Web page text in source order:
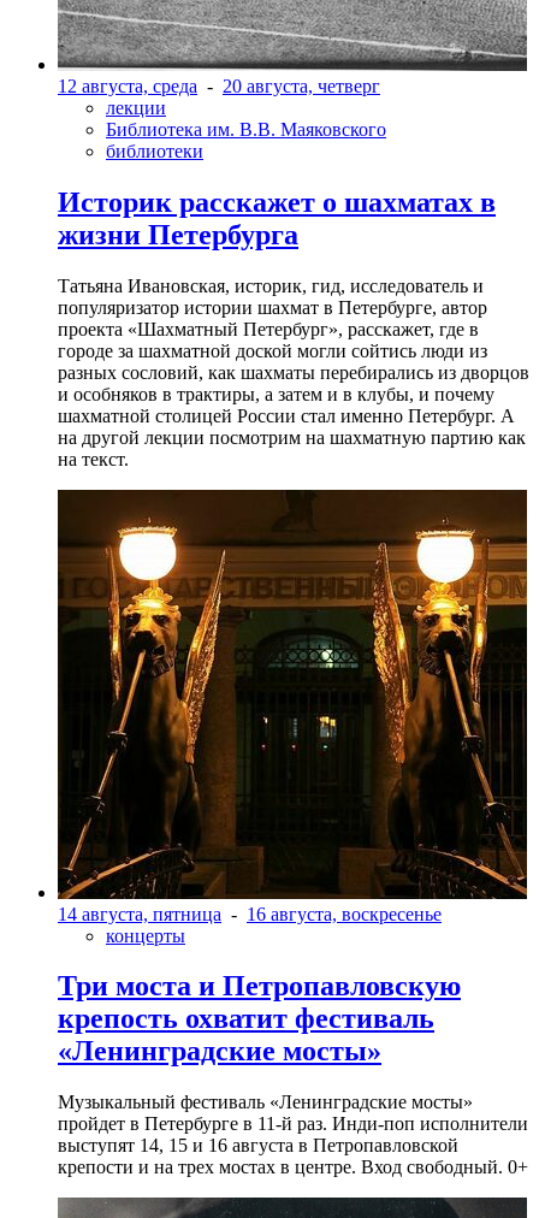
12 августа, среда - 20 августа, четверг
лекции
Библиотека им. В.В. Маяковского
библиотеки
Историк расскажет о шахматах в
жизни Петербурга
Татьяна Ивановская, историк, гид, исследователь и
популяризатор истории шахмат в Петербурге, автор
проекта «Шахматный Петербург», расскажет, где в
городе за шахматной доской могли сойтись люди из
разных сословий, как шахматы перебирались из дворцов
и особняков в трактиры, а затем и в клубы, и почему
шахматной столицей России стал именно Петербург. А
на другой лекции посмотрим на шахматную партию как
на текст.
14 августа, пятница - 16 августа, воскресенье
концерты
Три моста и Петропавловскую
крепость охватит фестиваль
«Ленинградские мосты»
Музыкальный фестиваль «Ленинградские мосты»
пройдет в Петербурге в 11-й раз. Инди-поп исполнители
выступят 14, 15 и 16 августа в Петропавловской
крепости и на трех мостах в центре. Вход свободный. 0+